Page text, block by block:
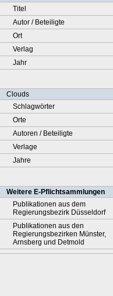
Titel
Autor / Beteiligte
Ort
Verlag
Jahr
Clouds
Schlagwörter
Orte
Autoren / Beteiligte
Verlage
Jahre
Weitere E-Pflichtsammlungen
Publikationen aus dem
Regierungsbezirk Düsseldorf
Publikationen aus den
Regierungsbezirken Münster,
Arnsberg und Detmold